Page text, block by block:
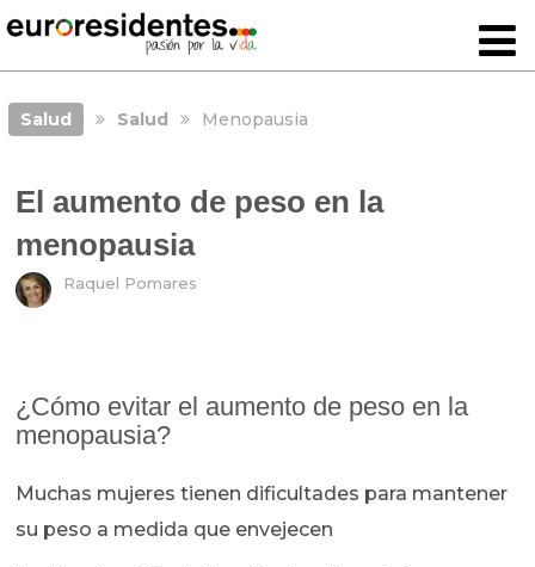
Salud Salud Menopausia
El aumento de peso en la
menopausia
Raquel Pomares
¿Cómo evitar el aumento de peso en la
menopausia?
Muchas mujeres tienen dificultades para mantener
su peso a medida que envejecen